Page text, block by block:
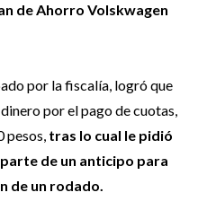
de Ahorro Volskwagen
por la fiscalía, logró que
por el pago de cuotas,
pesos, tras lo cual le pidió
de un anticipo para
de un rodado.